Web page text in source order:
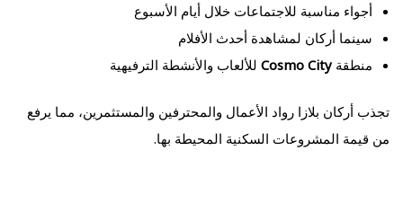
أجواء مناسبة للاجتماعات خلال أيام الأسبوع
سينما أركان لمشاهدة أحدث الأفلام
منطقةCosmo City للألعاب والأنشطة الترفيهية
تجذب أركان بلازا رواد الأعمال والمحترفين والمستثمرين، مما يرفع
من قيمة المشروعات السكنية المحيطة بها.